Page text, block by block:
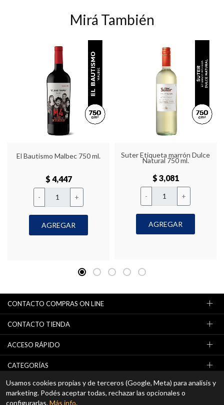
Mirá También
El Bautismo Malbec 750 ml.
$ 4,447
- +
AGREGAR
Suter Etiqueta marrón Dulce
Natural 750 ml.
$ 3,081
- +
AGREGAR
CONTACTO COMPRAS ON LINE
CONTACTO TIENDA
ACCESO RÁPIDO
CATEGORÍAS
NEWSLETTER (OFERTAS / PROMOCIONES)
Usamos cookies propias y de terceros (Google, Meta) para analisis y
marketing. Podés aceptar todas, rechazar las opcionales o
configurarlas.Más info.